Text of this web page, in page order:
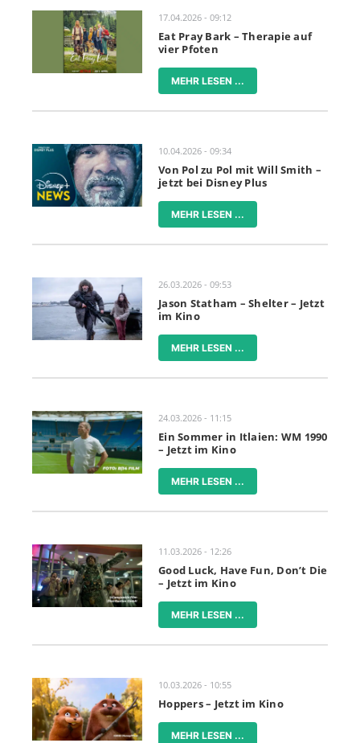
17.04.2026 - 09:12
Eat Pray Bark – Therapie auf
vier Pfoten
MEHR LESEN ...
10.04.2026 - 09:34
Von Pol zu Pol mit Will Smith –
jetzt bei Disney Plus
MEHR LESEN ...
26.03.2026 - 09:53
Jason Statham – Shelter – Jetzt
im Kino
MEHR LESEN ...
24.03.2026 - 11:15
Ein Sommer in Itlaien: WM 1990
– Jetzt im Kino
MEHR LESEN ...
11.03.2026 - 12:26
Good Luck, Have Fun, Don’t Die
– Jetzt im Kino
MEHR LESEN ...
10.03.2026 - 10:55
Hoppers – Jetzt im Kino
MEHR LESEN ...